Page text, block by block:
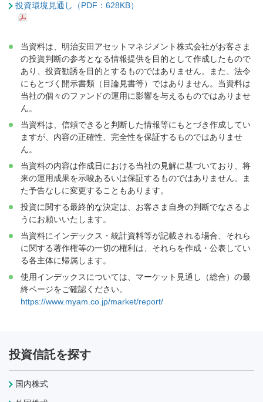
投資環境見通し（PDF：628KB）
当資料は、明治安田アセットマネジメント株式会社がお客さま
の投資判断の参考となる情報提供を目的として作成したもので
あり、投資勧誘を目的とするものではありません。また、法令
にもとづく開示書類（目論見書等）ではありません。当資料は
当社の個々のファンドの運用に影響を与えるものではありませ
ん。
当資料は、信頼できると判断した情報等にもとづき作成してい
ますが、内容の正確性、完全性を保証するものではありませ
ん。
当資料の内容は作成日における当社の見解に基づいており、将
来の運用成果を示唆あるいは保証するものではありません。ま
た予告なしに変更することもあります。
投資に関する最終的な決定は、お客さま自身の判断でなさるよ
うにお願いいたします。
当資料にインデックス・統計資料等が記載される場合、それら
に関する著作権等の一切の権利は、それらを作成・公表してい
る各主体に帰属します。
使用インデックスについては、マーケット見通し（総合）の最
終ページをご確認ください。
https://www.myam.co.jp/market/report/
投資信託を探す
国内株式